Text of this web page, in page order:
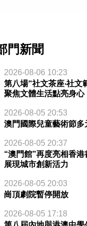
門新聞
2026-08-06 10:23
第八場“社文茶座‧社
聚焦文體生活點亮身
2026-08-05 20:53
澳門國際兒童藝術節
2026-08-05 20:37
“澳門館”再度亮相香
展現城市創新活力
2026-08-05 20:03
崗頂劇院暫停開放
2026-08-05 17:18